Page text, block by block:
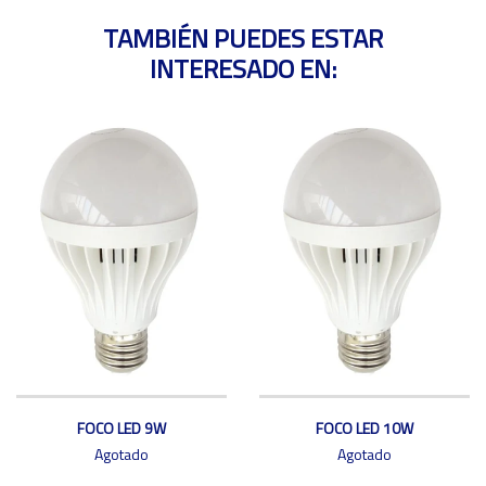
TAMBIÉN PUEDES ESTAR
INTERESADO EN:
FOCO LED 9W
Agotado
FOCO LED 10W
Agotado